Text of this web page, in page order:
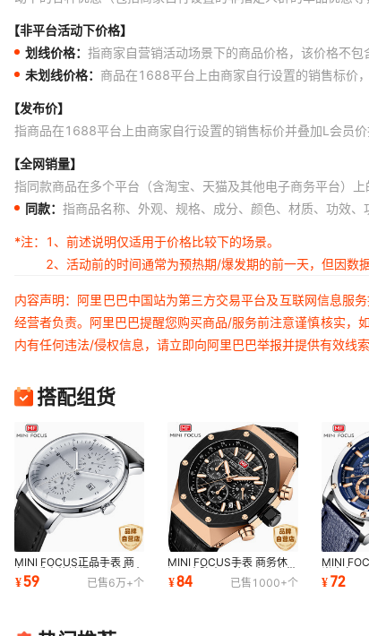
【非平台活动下价格】
划线价格： 指商家自营销活动场景下的商品价格，该价格不
未划线价格： 商品在1688平台上由商家自行设置的销售标价
【发布价】
指商品在1688平台上由商家自行设置的销售标价并叠加L会员价
【全网销量】
指同款商品在多个平台（含淘宝、天猫及其他电子商务平台）上
同款： 指商品名称、外观、规格、成分、颜色、材质、功效
*注：
1、前述说明仅适用于价格比较下的场景。
2、活动前的时间通常为预热期/爆发期的前一天，但因数
内容声明：阿里巴巴中国站为第三方交易平台及互联网信息服
经营者负责。阿里巴巴提醒您购买商品/服务前注意谨慎核实，
内有任何违法/侵权信息，请立即向阿里巴巴举报并提供有效线索
搭配组货
MINI FOCUS正品手表 商
务男手表热销爆款夜光防水
男表假两眼0052G
¥59 已售6万+个
MINI FOCUS手表 商务休
闲男表防水石英表真皮表带
爆款男手表0417G
¥84 已售 1000+个
MINI
尚商务
水男士
¥72